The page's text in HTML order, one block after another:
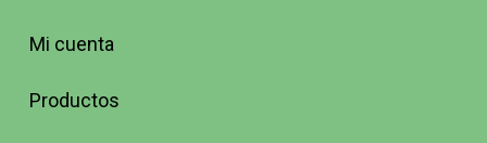
Mi cuenta
Productos